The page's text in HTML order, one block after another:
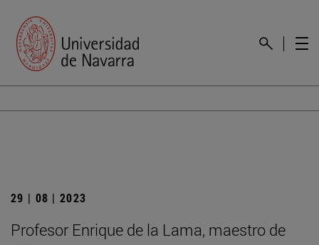
29 | 08 | 2023
Profesor Enrique de la Lama, maestro de